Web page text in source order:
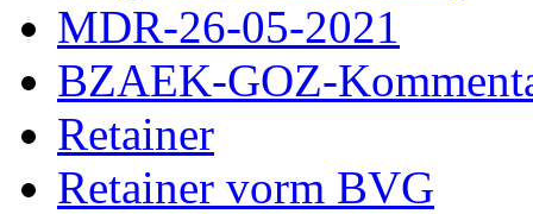
MDR-26-05-2021
BZAEK-GOZ-
Retainer
Retainer vorm BVG